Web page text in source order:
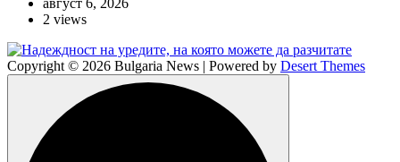
2 views
Copyright © 2026 Bulgaria News | Powered by Desert Themes